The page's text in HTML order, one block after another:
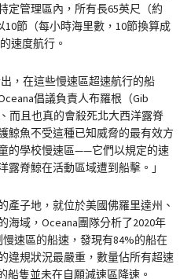
定管理區內，所有長65英尺（約
節（每小時海里數，10節換算成
速度航行。
，在這些慢速區超速航行的船
倡議負責人布羅根（Gib
而且也真的會殺死北大西洋露脊
鯨魚不受這種已知威脅的最有效方
的學校慢速區——它們以規定的速
脊鯨在活動區域遭到船擊。」
產子地，就位於美國佛羅里達州、
海域，Oceana團隊分析了2020年
速區的船速，發現有84%的船在
違規狀況最嚴重，數量佔所有超速
船隻並未在自願減速區降速。